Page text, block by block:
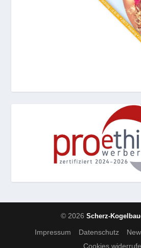
© 2026 Scherz-
Impressum Datenschutz
Cookies